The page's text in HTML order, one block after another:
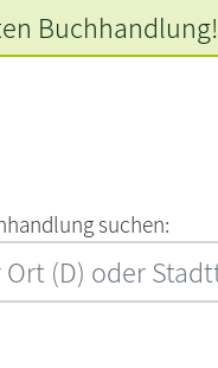
‍s‍u‍c‍h‍e‍n‍:‍
Buchhandlung!